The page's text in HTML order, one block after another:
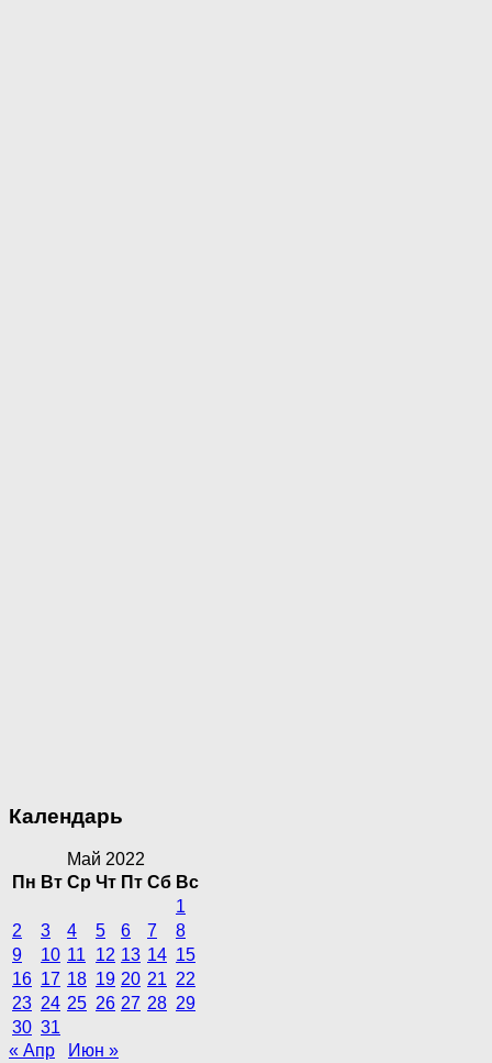
Календарь
Май 2022
Пн Вт Ср Чт Пт Сб Вс
1
2
3 4 5 6 7
8
9
10 11 12 13 14 15
16 17 18 19 20 21 22
23 24 25 26 27 28 29
30 31
« Апр
Июн »